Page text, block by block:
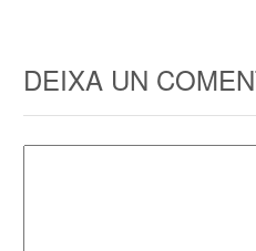
DEIXA UN